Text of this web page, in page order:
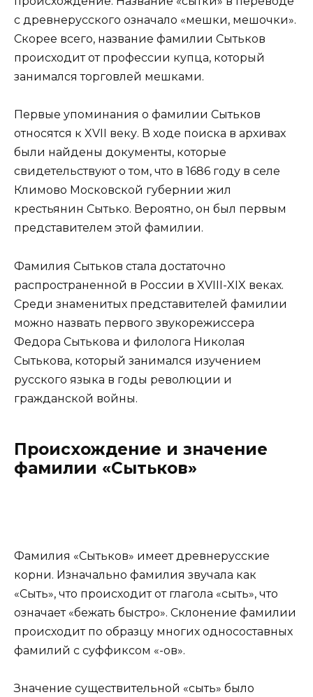
с древнерусского означало «мешки, мешочки».
Скорее всего, название фамилии Сытьков
происходит от профессии купца, который
занимался торговлей мешками.
Первые упоминания о фамилии Сытьков
относятся к XVII веку. В ходе поиска в архивах
были найдены документы, которые
свидетельствуют о том, что в 1686 году в селе
Климово Московской губернии жил
крестьянин Сытько. Вероятно, он был первым
представителем этой фамилии.
Фамилия Сытьков стала достаточно
распространенной в России в XVIII-XIX веках.
Среди знаменитых представителей фамилии
можно назвать первого звукорежиссера
Федора Сытькова и филолога Николая
Сытькова, который занимался изучением
русского языка в годы революции и
гражданской войны.
Происхождение и значение
фамилии «Сытьков»
Фамилия «Сытьков» имеет древнерусские
корни. Изначально фамилия звучала как
«Сыть», что происходит от глагола «сыть», что
означает «бежать быстро». Склонение фамилии
происходит по образцу многих односоставных
фамилий с суффиксом «-ов».
Значение существительной «сыть» было